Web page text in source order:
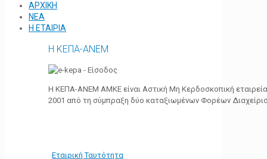
ΑΡΧΙΚΗ
ΝΕΑ
Η ΕΤΑΙΡΙΑ
Η ΚΕΠΑ-ΑΝΕΜ
Η ΚΕΠΑ-ΑΝΕΜ ΑΜΚΕ είναι Αστική Μη Κερδοσκοπική
2001 από τη σύμπραξη δύο καταξιωμένων Φορέων
Εταιρική Ταυτότητα